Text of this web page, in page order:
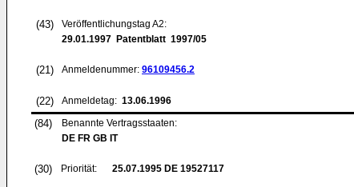
(43)
Veröffentlichungstag A2:
29.01.1997 Patentblatt 1997/05
(21) Anmeldenummer: 96109456.2
(22) Anmeldetag: 13.06.1996
(84)
Benannte Vertragsstaaten:
DE FR GB IT
(30) Priorität: 25.07.1995 DE 19527117